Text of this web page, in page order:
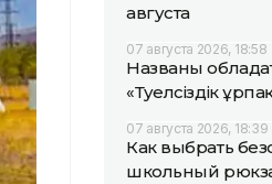
августа
07 августа 2026, 18:58
Названы
«Тәуелсіздік
07 августа 2026, 18:39
Как выбрать
школьный